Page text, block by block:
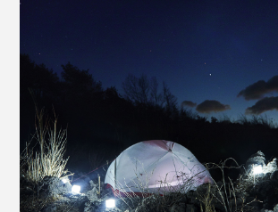
アウトドアでは、手元用のランタンと
テント内の照明にも◎。本や地図をち
外から帰って来る時は、自分のテント
す。
本品「スモールサイズ」は、
白い光がスタイリッシュな「クール
落ち着いた暖色の「ウォームライト」
2種類のライトから選べます。